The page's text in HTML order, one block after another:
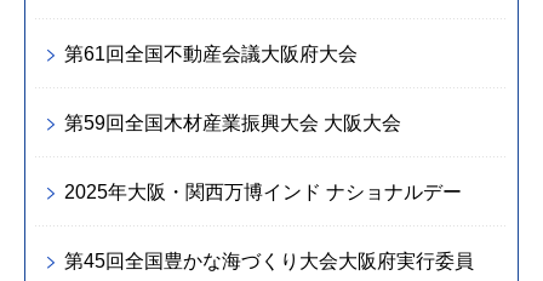
第61回全国不動産会議大阪府大会
第59回全国木材産業振興大会 大阪大会
2025年大阪・関西万博インド ナショナルデー
第45回全国豊かな海づくり大会大阪府実行委員